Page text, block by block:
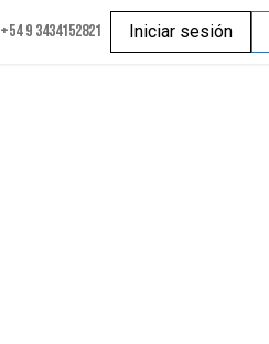
+54 9 3434152821 Iniciar sesión